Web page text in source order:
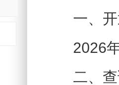
一、开
2026年
二、查